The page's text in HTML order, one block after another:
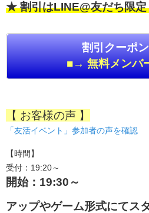
★ 割引はLINE@友だち限
割引クーポ
■→ 無料メンバ
【 お客様の声 】
「友活イベント」参加者の声を確認
【時間】
受付：19:20～
開始：19:30～
アップやゲーム形式にてス